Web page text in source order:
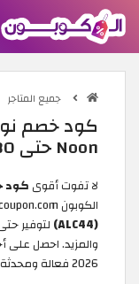
جميع المتاجر
Noon حتى 80% على المنتجات
لا تفوت أقوى كود
الكوبون Alcoupon.com! استخدم أفضل كود نون الامارات اليوم
(ALC44​)
والمزيد. احصل
2026 فعالة ومحدثة اليوم 10/8/2026.